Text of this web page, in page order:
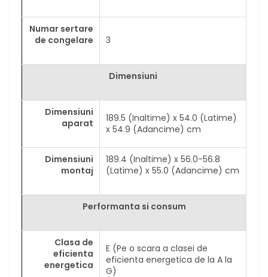
Numar sertare
de congelare
3
Dimensiuni
Dimensiuni
aparat
189.5 (Inaltime) x 54.0 (Latime)
x 54.9 (Adancime) cm
Dimensiuni
montaj
189.4 (Inaltime) x 56.0-56.8
(Latime) x 55.0 (Adancime) cm
Performanta si consum
Clasa de
eficienta
energetica
E (Pe o scara a clasei de
eficienta energetica de la A la
G)